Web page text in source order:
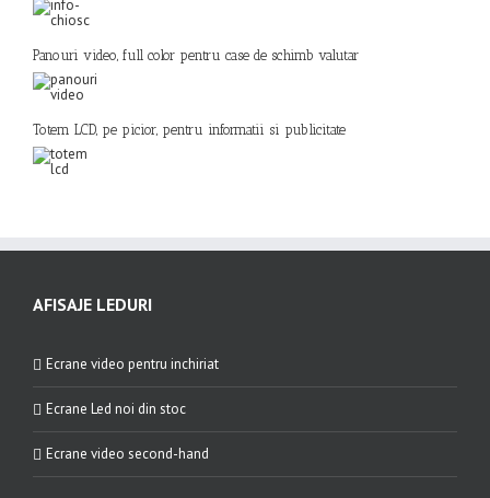
Panouri video, full color pentru case de schimb valutar
Totem LCD, pe picior, pentru informatii si publicitate
AFISAJE LEDURI
Ecrane video pentru inchiriat
Ecrane Led noi din stoc
Ecrane video second-hand